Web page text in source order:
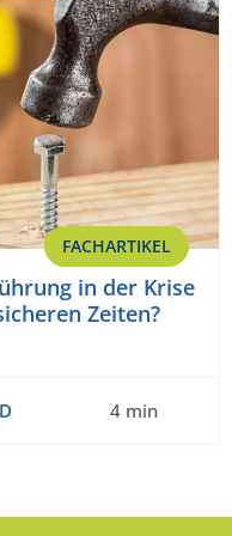
FACHARTIKEL
in der Krise
Zeiten?
4 min